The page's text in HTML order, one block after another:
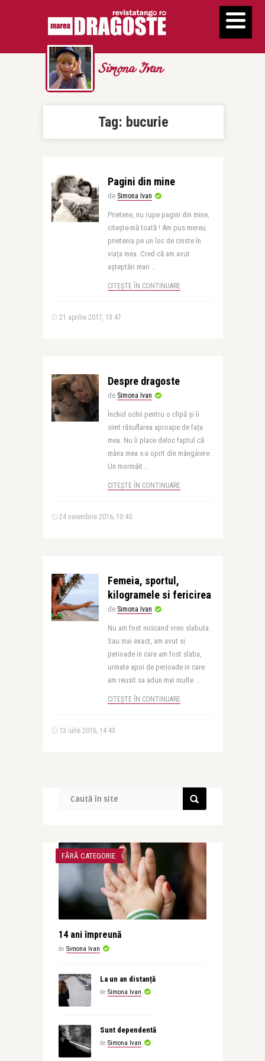
Simona Ivan
Tag: bucurie
Pagini din mine
de Simona Ivan
Prietene, nu rupe pagini din mine,
citește-mă toată ! Am pus mereu
prietenia pe un loc de cinste în
viața mea. Cred că am avut
așteptări mari ..
CITEȘTE ÎN CONTINUARE
21 aprilie 2017, 13:47
Despre dragoste
de Simona Ivan
Închid ochii pentru o clipă și îi
simt răsuflarea aproape de fața
mea. Nu îi place deloc faptul că
mâna mea s-a oprit din mângâiere.
Un mormăit ..
CITEȘTE ÎN CONTINUARE
24 noiembrie 2016, 10:40
Femeia, sportul,
kilogramele si fericirea
de Simona Ivan
Nu am fost nicicand vreo slabuta.
Sau mai exact, am avut si
perioade in care am fost slaba,
urmate apoi de perioade in care
am reusit sa adun mai multe ..
CITEȘTE ÎN CONTINUARE
13 iulie 2016, 14:43
FĂRĂ CATEGORIE
14 ani împreună
de Simona Ivan
La un an distanță
de Simona Ivan
Sunt dependentă
de Simona Ivan